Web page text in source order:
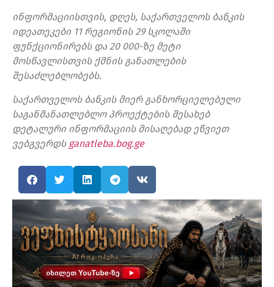
ინფორმაციისთვის, დღეს, საქართველოს ბანკის
იდეათეკები 11 რეგიონის 29 სკოლაში
ფუნქციონირებს და 20 000-ზე მეტი
მოსწავლისთვის ქმნის განათლების
შესაძლებლობებს.
საქართველოს ბანკის მიერ განხორციელებული
საგანმანათლებლო პროექტების შესახებ
დეტალური ინფორმაციის მისაღებად ეწვიეთ
ვებგვერდს ganatleba.bog.ge